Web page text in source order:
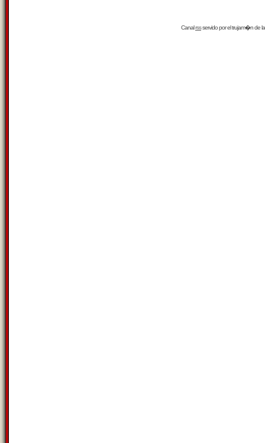
Canalrssservido por eltrujam�nde